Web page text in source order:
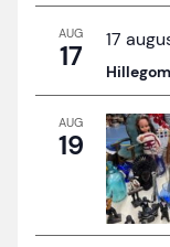
AUG
17 17
AUG
19